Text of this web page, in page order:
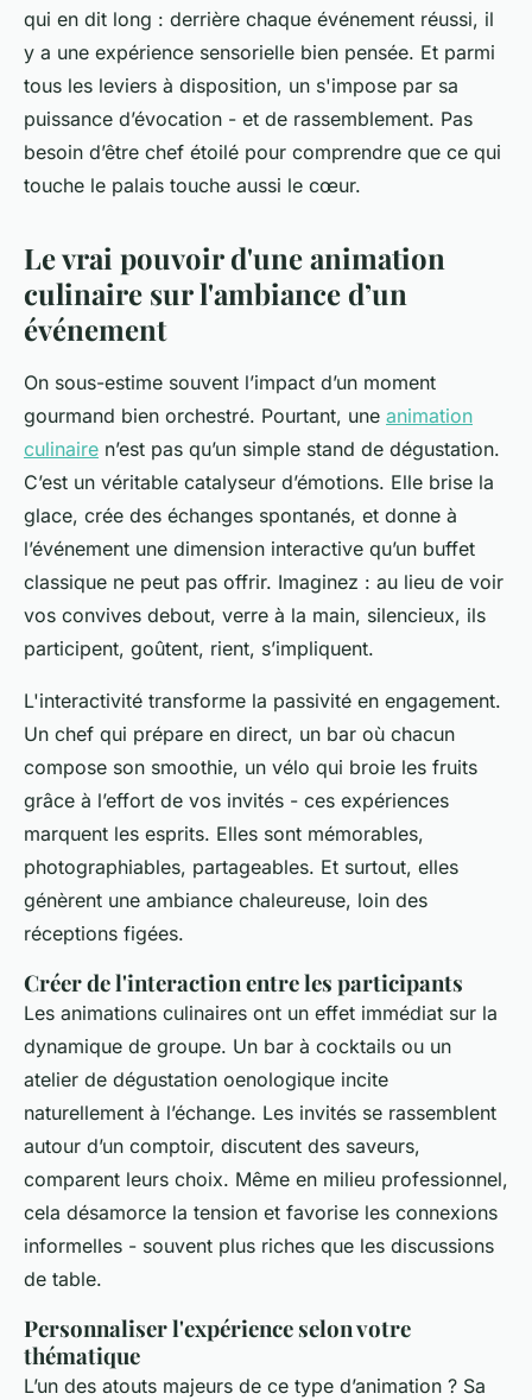
qui en dit long : derrière chaque événement réussi, il
y a une expérience sensorielle bien pensée. Et parmi
tous les leviers à disposition, un s'impose par sa
puissance d’évocation - et de rassemblement. Pas
besoin d’être chef étoilé pour comprendre que ce qui
touche le palais touche aussi le cœur.
Le vrai pouvoir d'une animation
culinaire sur l'ambiance d’un
événement
On sous-estime souvent l’impact d’un moment
gourmand bien orchestré. Pourtant, une animation
culinaire n’est pas qu’un simple stand de dégustation.
C’est un véritable catalyseur d’émotions. Elle brise la
glace, crée des échanges spontanés, et donne à
l’événement une dimension interactive qu’un buffet
classique ne peut pas offrir. Imaginez : au lieu de voir
vos convives debout, verre à la main, silencieux, ils
participent, goûtent, rient, s’impliquent.
L'interactivité transforme la passivité en engagement.
Un chef qui prépare en direct, un bar où chacun
compose son smoothie, un vélo qui broie les fruits
grâce à l’effort de vos invités - ces expériences
marquent les esprits. Elles sont mémorables,
photographiables, partageables. Et surtout, elles
génèrent une ambiance chaleureuse, loin des
réceptions figées.
Créer de l'interaction entre les participants
Les animations culinaires ont un effet immédiat sur la
dynamique de groupe. Un bar à cocktails ou un
atelier de dégustation oenologique incite
naturellement à l’échange. Les invités se rassemblent
autour d’un comptoir, discutent des saveurs,
comparent leurs choix. Même en milieu professionnel,
cela désamorce la tension et favorise les connexions
informelles - souvent plus riches que les discussions
de table.
Personnaliser l'expérience selon votre
thématique
L’un des atouts majeurs de ce type d’animation ? Sa